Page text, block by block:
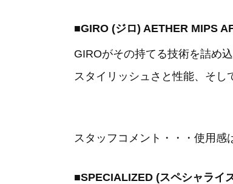
■GIRO (ジロ) AETHER MIPS
GIROがその持てる技術を詰め
スタイリッシュさと性能、そし
スタッフコメント・・・使用感
■SPECIALIZED (スペシャライ